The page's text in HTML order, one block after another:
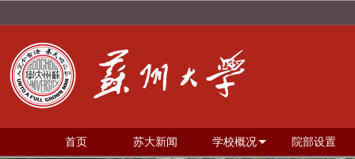
首页 苏大新闻 学校概况 院部设置